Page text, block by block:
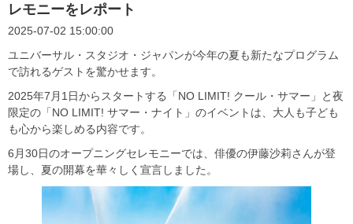
レモニーをレポート
2025-07-02 15:00:00
ユニバーサル・スタジオ・ジャパンが今年の夏も新たなプログラム
で訪れるゲストを驚かせます。
2025年7月1日からスタートする「NO LIMIT! クール・サマー」と夜
限定の「NO LIMIT! サマー・ナイト」のイベントは、大人も子ども
も心から楽しめる内容です。
6月30日のオープニングセレモニーでは、俳優の伊藤沙莉さんが登
場し、夏の開幕を華々しく宣言しました。